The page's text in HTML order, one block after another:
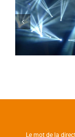
Le mot de la